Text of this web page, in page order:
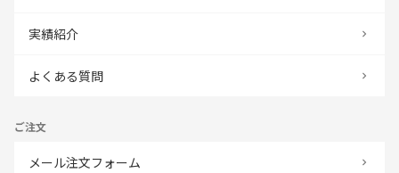
実績紹介
よくある質問
ご注文
メール注文フォーム